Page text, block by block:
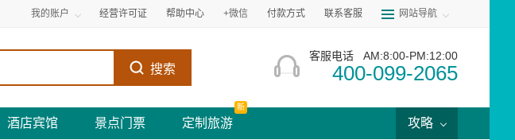
我的账户 经营许可证 帮助中心 +微信 付款方式 联系客服 网站导航
搜索
客服电话 AM:8:00-PM:12:00
400-099-2065
酒店宾馆 景点门票 定制旅游
新
攻略